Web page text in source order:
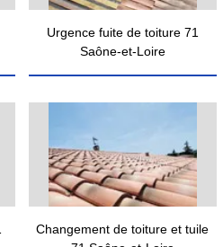
Urgence fuite de toiture 71
Saône-et-Loire
Changement de toiture et tuile